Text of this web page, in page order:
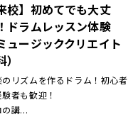
校】初めてでも大丈
ドラムレッスン体験
ュージッククリエイト
のリズムを作るドラム！初心者
者も歓迎！
の講...